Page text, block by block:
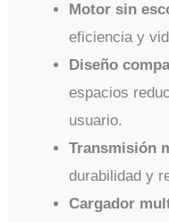
Motor sin
eficiencia y
Diseño
espacios
usuario.
Transmisión
durabilidad y
Cargador